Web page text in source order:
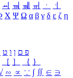
ㆉ ㆊ ㆋ ㆌ ㆍ
ㆎ
Χ Ψ Ω α β γ δ ε ζ η
פ ם ן ו ט
［ ］ ｛ ｝
∽ ∝ ∵ ∫ ∬ ∈ ∋